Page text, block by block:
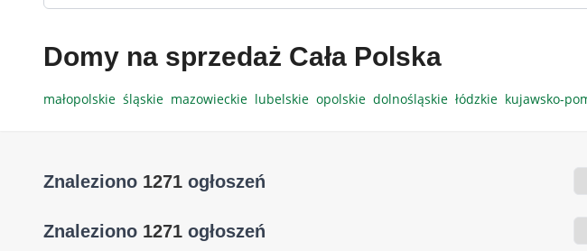
Domy na sprzedaż Cała Polska
małopolskie śląskie mazowieckie lubelskie opolskie dolnośląskie łódzkie kujawsko-
Znaleziono 1271 ogłoszeń
Znaleziono 1271 ogłoszeń